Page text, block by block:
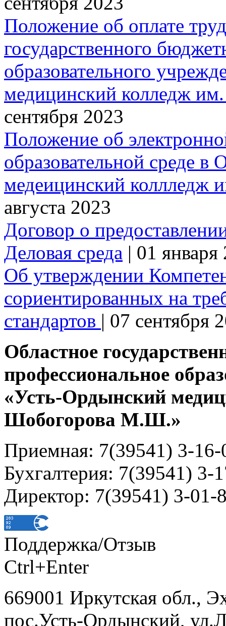
Положение об оплате
государственного
образовательного
медицинский колледж
сентября 2023
Положение об
образовательной среде
медеицинский
августа 2023
Договор о
Деловая среда | 01 января
Об утверждении
сориентированных на
стандартов | 07 сентября
Областное
профессиональное
«Усть-Ордынский
Шобогорова М.Ш.»
Приемная: 7(39541) 3-16-
Бухгалтерия: 7(39541) 3-
Директор: 7(39541) 3-01-
Поддержка/Отзыв
Ctrl+Enter
669001 Иркутская обл.,
пос.Усть-Ордынский,